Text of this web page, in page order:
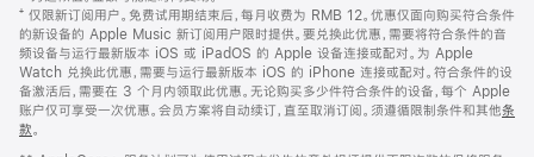
页
页
脚
注
⁺ 仅限新订阅用户。免费试用期结束后，每月收费为 RMB 12。优惠仅面向购买符合条件
的新设备的 Apple Music 新订阅用户限时提供。要兑换此优惠，需要将符合条件的音
频设备与运行最新版本 iOS 或 iPadOS 的 Apple 设备连接或配对。为 Apple
Watch 兑换此优惠，需要与运行最新版本 iOS 的 iPhone 连接或配对。符合条件的设
备激活后，需要在 3 个月内领取此优惠。无论购买多少件符合条件的设备，每个 Apple
账户仅可享受一次优惠。会员方案将自动续订，直至取消订阅。须遵循限制条件和其他条
款。